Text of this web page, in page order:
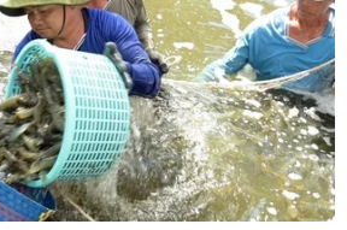
thế nào?
một vấn đề bầu cử đối với phần
cử tri sẽ chịu tác động nhiều hơn
nội bộ và quan điểm của cá
trị của EU.